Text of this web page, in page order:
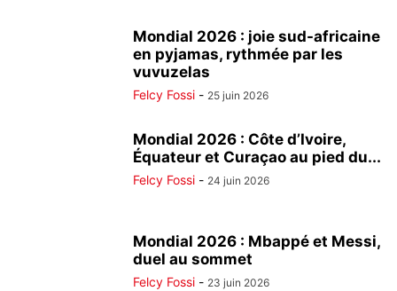
Mondial 2026 : joie sud-africaine
en pyjamas, rythmée par les
vuvuzelas
Felcy Fossi - 25 juin 2026
Mondial 2026 : Côte d’Ivoire,
Équateur et Curaçao au pied du...
Felcy Fossi - 24 juin 2026
Mondial 2026 : Mbappé et Messi,
duel au sommet
Felcy Fossi - 23 juin 2026